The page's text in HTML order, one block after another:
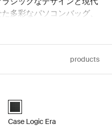
多彩なパソコンバッグ、
products
オブシディアンブラック
Case Logic Era Large Camera
Case Logic Era